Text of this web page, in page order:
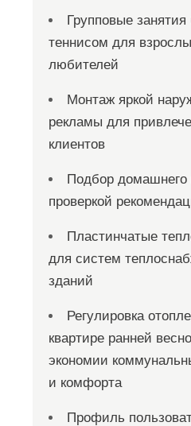
Групповые
теннисом для
любителей
Монтаж яркой
рекламы для
клиентов
Подбор домашнего
проверкой
Пластинчатые
для систем
зданий
Регулировка
квартире ранней
экономии
и комфорта
Профиль